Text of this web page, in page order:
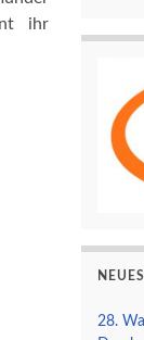
ihr
28.